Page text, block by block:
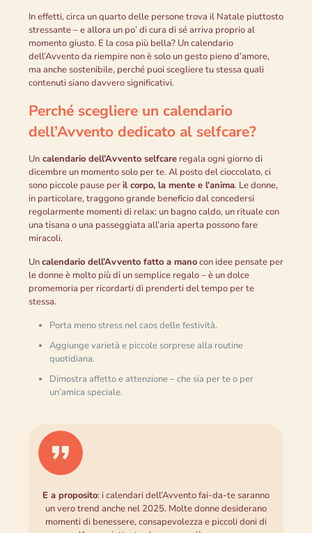
In effetti, circa un quarto delle persone trova il Natale piuttosto
stressante – e allora un po’ di cura di sé arriva proprio al
momento giusto. E la cosa più bella? Un calendario
dell’Avvento da riempire non è solo un gesto pieno d’amore,
ma anche sostenibile, perché puoi scegliere tu stessa quali
contenuti siano davvero significativi.
Perché scegliere un calendario
dell’Avvento dedicato al selfcare?
Uncalendario dell’Avvento selfcareregala ogni giorno di
dicembre un momento solo per te. Al posto del cioccolato, ci
sono piccole pause peril corpo, la mente e l’anima. Le donne,
in particolare, traggono grande beneficio dal concedersi
regolarmente momenti di relax: un bagno caldo, un rituale con
una tisana o una passeggiata all’aria aperta possono fare
miracoli.
Uncalendario dell’Avvento fatto a manocon idee pensate per
le donne è molto più di un semplice regalo – è un dolce
promemoria per ricordarti di prenderti del tempo per te
stessa.
Porta meno stress nel caos delle festività.
Aggiunge varietà e piccole sorprese alla routine
quotidiana.
Dimostra affetto e attenzione – che sia per te o per
un’amica speciale.
E a proposito: i calendari dell’Avvento fai-da-te saranno
un vero trend anche nel 2025. Molte donne desiderano
momenti di benessere, consapevolezza e piccoli doni di